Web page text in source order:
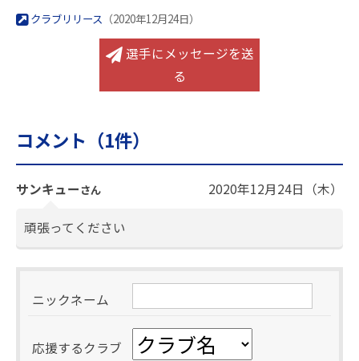
クラブリリース （2020年12月24日）
選手にメッセージを送
る
コメント（1件）
サンキュー さん 2020年12月24日（木）
頑張ってください
ニックネーム
応援するクラブ